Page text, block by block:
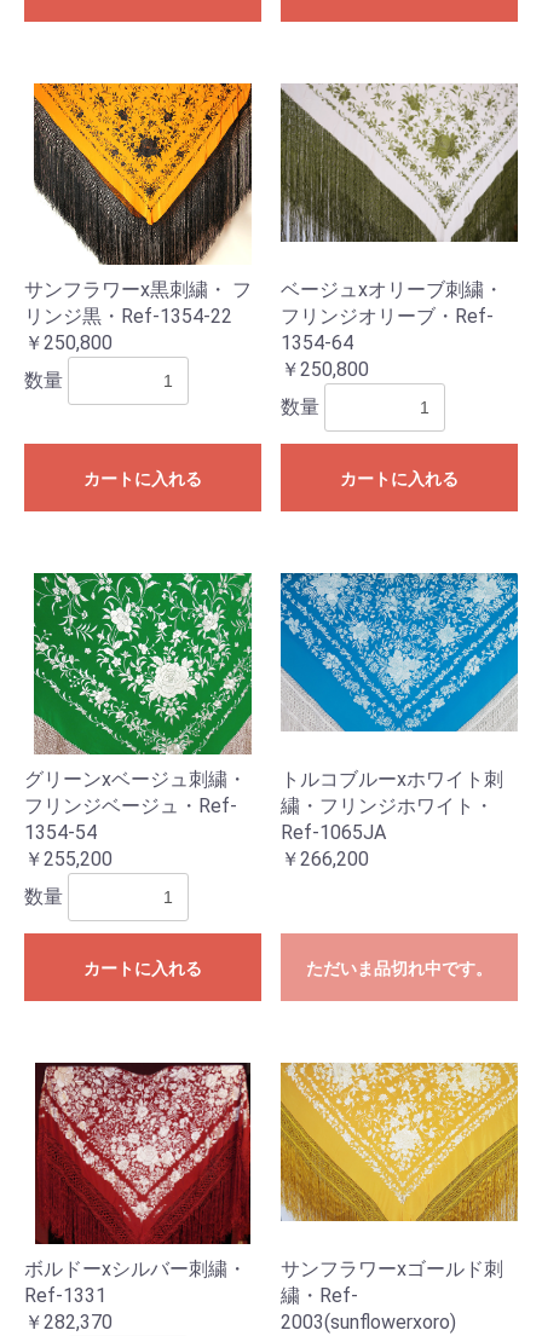
サンフラワーx黒刺繍・ フ
リンジ黒・Ref-1354-22
￥250,800
数量
カートに入れる
ベージュxオリーブ刺繍・
フリンジオリーブ・Ref-
1354-64
￥250,800
数量
カートに入れる
グリーンxベージュ刺繍・
フリンジベージュ・Ref-
1354-54
￥255,200
数量
カートに入れる
トルコブルーxホワイト刺
繍・フリンジホワイト・
Ref-1065JA
￥266,200
ただいま品切れ中です。
ボルドーxシルバー刺繍・
Ref-1331
￥282,370
サンフラワーxゴールド刺
繍・Ref-
2003(sunflowerxoro)
お買い物を続ける カートへ進む